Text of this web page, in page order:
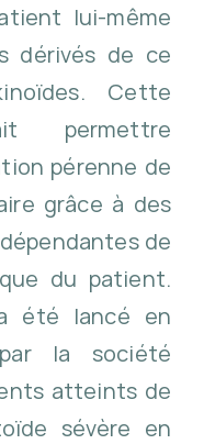
lui-même
dérivés de ce
Cette
permettre
pérenne de
grâce à des
de
du patient.
été lancé en
la société
atteints de
sévère en